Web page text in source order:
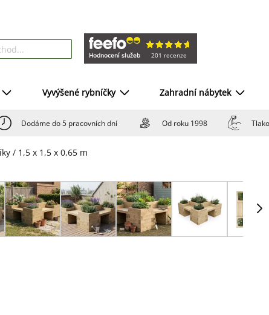
Hodnocení služeb 201 recenze
Vyvýšené rybníčky Zahradní nábytek
Dodáme do 5 pracovních dní Od roku 1998
/ 1,5 x 1,5 x 0,65 m